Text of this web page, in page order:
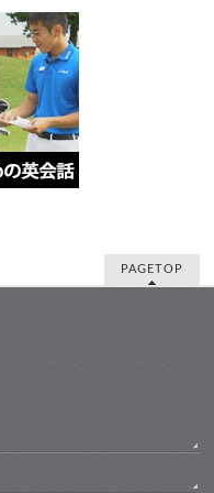
PAGETOP